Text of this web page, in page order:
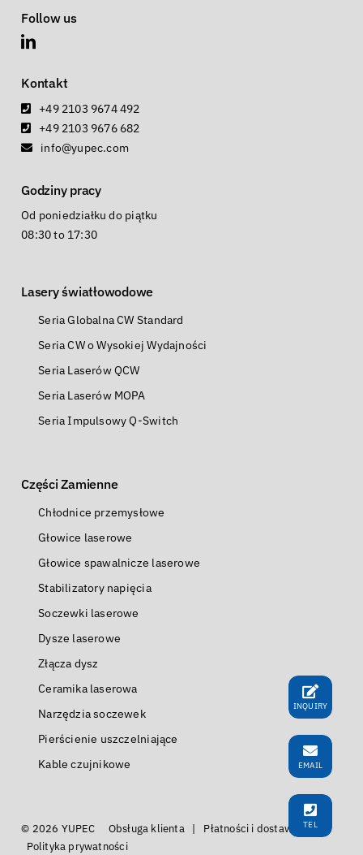
Follow us
Kontakt
+49 2103 9674 492
+49 2103 9676 682
info@yupec.com
Godziny pracy
Od poniedziałku do piątku
08:30 to 17:30
Lasery światłowodowe
Seria Globalna CW Standard
Seria CW o Wysokiej Wydajności
Seria Laserów QCW
Seria Laserów MOPA
Seria Impulsowy Q-Switch
Części Zamienne
Chłodnice przemysłowe
Głowice laserowe
Głowice spawalnicze laserowe
Stabilizatory napięcia
Soczewki laserowe
Dysze laserowe
Złącza dysz
Ceramika laserowa
Narzędzia soczewek
Pierścienie uszczelniające
Kable czujnikowe
© 2026 YUPEC Obsługa klienta| Płatności i dostawa
|
Polityka prywatności
INQUIRY
EMAIL
TEL